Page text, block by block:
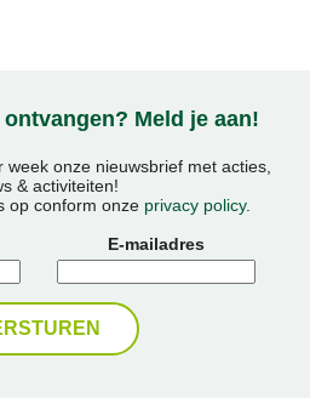
Meld je aan!
onze nieuwsbrief met acties,
& activiteiten!
op conform onze privacy policy.
E-mailadres